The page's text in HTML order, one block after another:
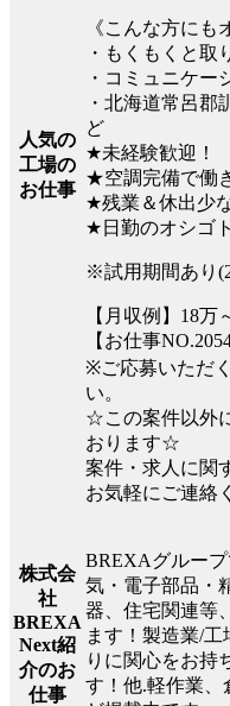
人気の
工場の
お仕事
《こんな方にも
・もくもくと取
・コミュニケー
・北海道常呂
ど
★未経験歓迎！
★空調完備で働
★残業＆休出少
★日勤のオシゴ
※試用期間あり
【月収例】18万
【お仕事
※ご応募いただ
い。
☆この案件以外
おります☆
案件・求人に関
お気軽にご連絡
株式会
社
BREXA
Next紹
介のお
仕事
BREXAグルー
気・電子部品・
器、住宅関連等
ます！製造業/工
りに関心をお持
す！他.軽作業、